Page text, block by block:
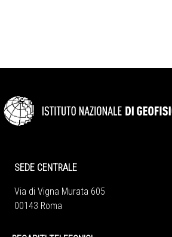
SEDE CENTRALE
Via di Vigna Murata 605
00143 Roma